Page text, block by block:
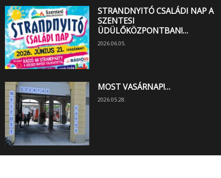
STRANDNYITÓ CSALÁDI NAP A
SZENTESI
ÜDÜLŐKÖZPONTBAN!…
2026.06.05.
MOST VASÁRNAP!…
2026.05.28.